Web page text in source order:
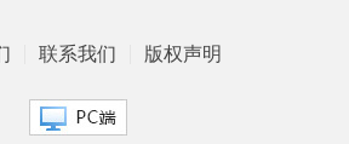
联系我们 版权声明